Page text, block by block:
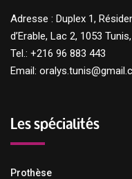
Adresse : Duplex 1,
d’Erable, Lac 2, 1053
Tel.: +216 96 883 443
Email:
Les spécialités
Prothèse